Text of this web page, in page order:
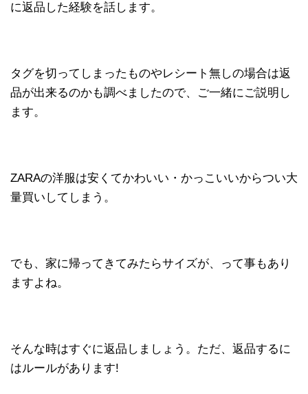
に返品した経験を話します。
タグを切ってしまったものやレシート無しの場合は返
品が出来るのかも調べましたので、ご一緒にご説明し
ます。
ZARAの洋服は安くてかわいい・かっこいいからつい大
量買いしてしまう。
でも、家に帰ってきてみたらサイズが、って事もあり
ますよね。
そんな時はすぐに返品しましょう。ただ、返品するに
はルールがあります!